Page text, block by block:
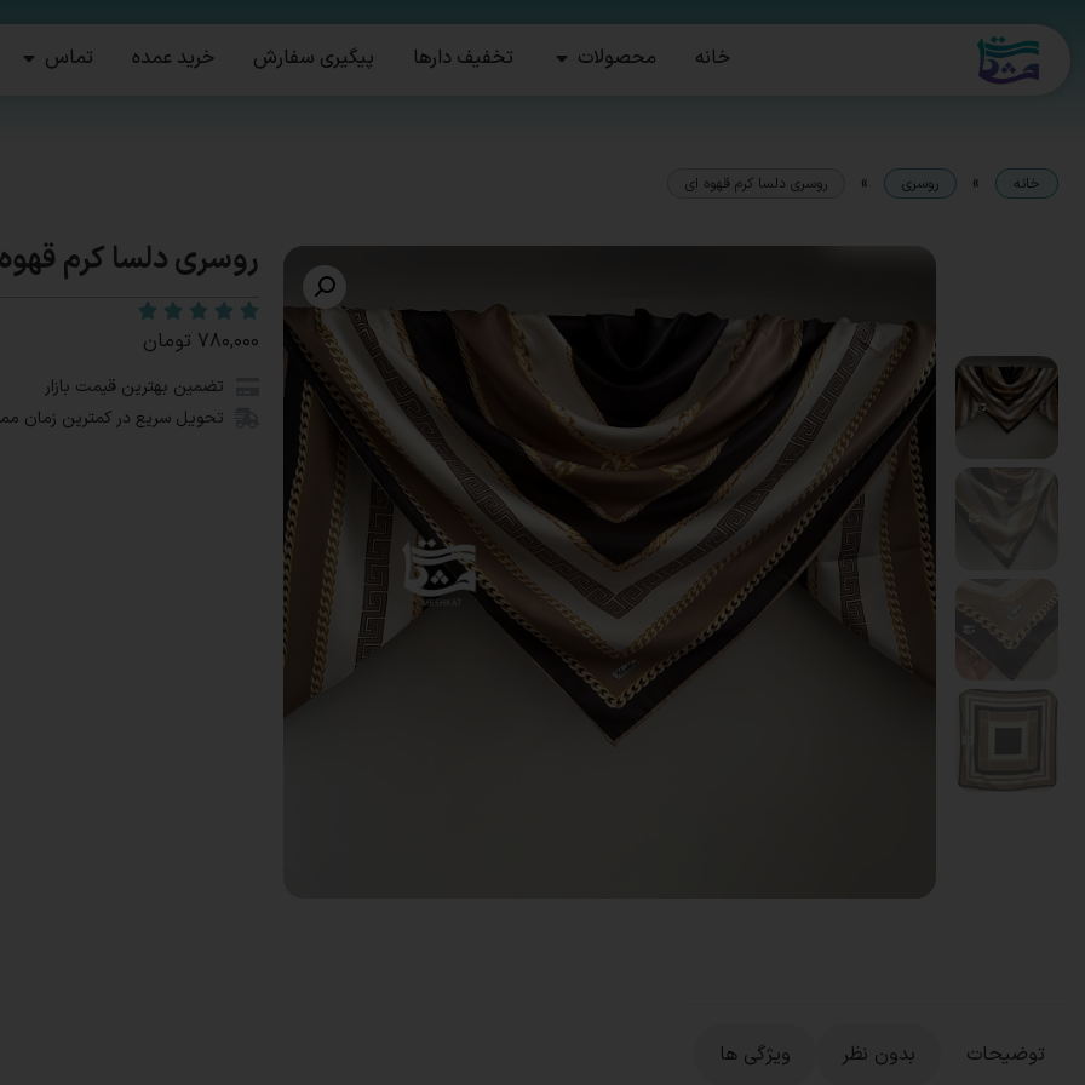
خانه محصولات تخفیف دارها پیگیری سفارش خرید عمده تماس
خانه » روسری » روسری دلسا کرم قهوه ای
روسری دلسا کرم
۷۸۰,۰۰۰ تومان
تضمین بهترین قیمت بازار
تحویل سریع در کمترین زمان
توضیحات بدون نظر ویژگی ها